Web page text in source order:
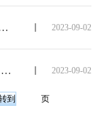
2023-09-02
2023-09-02
页